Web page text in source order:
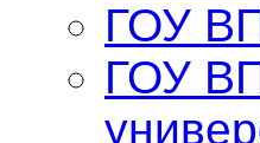
ГОУ
ГОУ